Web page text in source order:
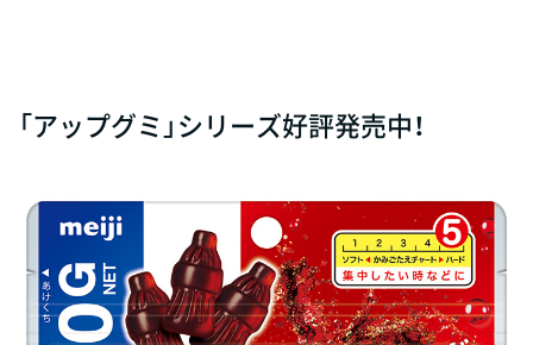
「アップグミ」シリーズ好評発売中！